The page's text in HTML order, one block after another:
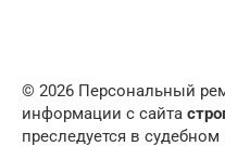
© 2026 Персональный
информации с сайта
преследуется в